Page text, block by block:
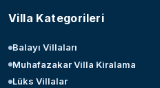
Villa Kategorileri
Balayı Villaları
Muhafazakar Villa Kiralama
Lüks Villalar